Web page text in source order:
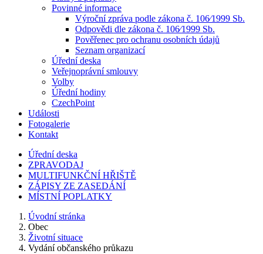
Povinné informace
Výroční zpráva podle zákona č. 106⁄1999 Sb.
Odpovědi dle zákona č. 106⁄1999 Sb.
Pověřenec pro ochranu osobních údajů
Seznam organizací
Úřední deska
Veřejnoprávní smlouvy
Volby
Úřední hodiny
CzechPoint
Události
Fotogalerie
Kontakt
Úřední deska
ZPRAVODAJ
MULTIFUNKČNÍ HŘIŠTĚ
ZÁPISY ZE ZASEDÁNÍ
MÍSTNÍ POPLATKY
Úvodní stránka
Obec
Životní situace
Vydání občanského průkazu